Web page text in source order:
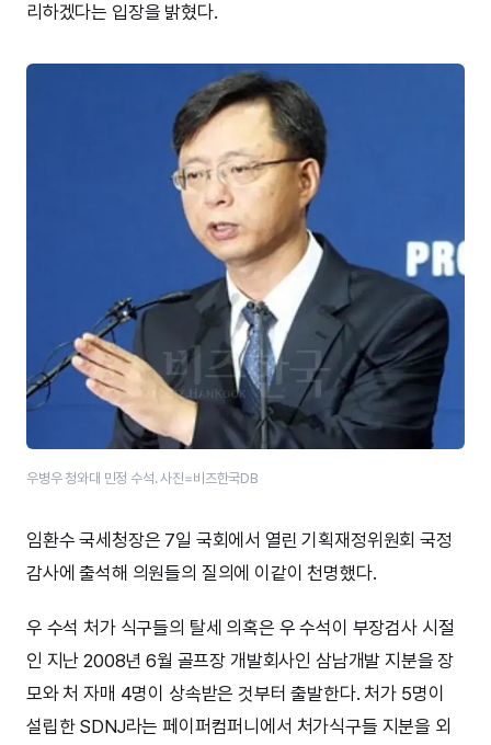
리하겠다는 입장을 밝혔다.
우병우 청와대 민정 수석. 사진=비즈한국DB
임환수 국세청장은 7일 국회에서 열린 기획재정위원회 국정
감사에 출석해 의원들의 질의에 이같이 천명했다.
우 수석 처가 식구들의 탈세 의혹은 우 수석이 부장검사 시절
인 지난 2008년 6월 골프장 개발회사인 삼남개발 지분을 장
모와 처 자매 4명이 상속받은 것부터 출발한다. 처가 5명이
설립한 SDNJ라는 페이퍼컴퍼니에서 처가식구들 지분을 외